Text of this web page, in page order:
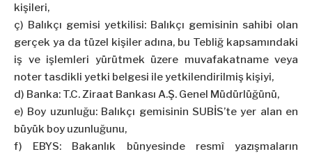
kişileri,
ç) Balıkçı gemisi yetkilisi: Balıkçı gemisinin sahibi olan
gerçek ya da tüzel kişiler adına, bu Tebliğ kapsamındaki
iş ve işlemleri yürütmek üzere muvafakatname veya
noter tasdikli yetki belgesi ile yetkilendirilmiş kişiyi,
d) Banka: T.C. Ziraat Bankası A.Ş. Genel Müdürlüğünü,
e) Boy uzunluğu: Balıkçı gemisinin SUBİS’te yer alan en
büyük boy uzunluğunu,
f) EBYS: Bakanlık bünyesinde resmî yazışmaların